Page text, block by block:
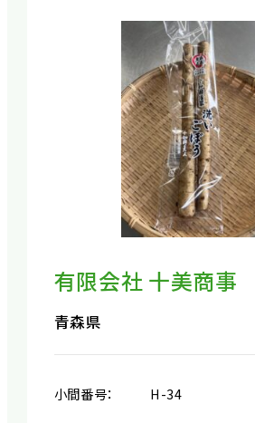
有限会社 十美商事
青森県
小間番号：
H-34